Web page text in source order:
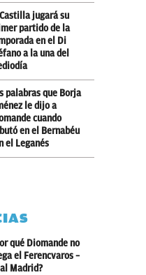
Castilla jugará su
partido de la
en el Di
a la una del
palabras que Borja
le dijo a
cuando
en el Bernabéu
el Leganés
qué Diomande no
el Ferencvaros –
Madrid?